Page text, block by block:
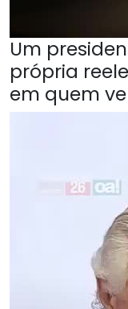
Um
própria
em quem